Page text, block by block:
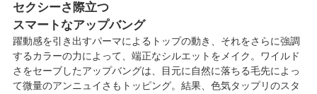
セクシーさ際立つ
スマートなアップバング
躍動感を引き出すパーマによるトップの動き、それをさらに強調
するカラーの力によって、端正なシルエットをメイク。ワイルド
さをセーブしたアップバングは、目元に自然に落ちる毛先によっ
て微量のアンニュイさもトッピング。結果、色気タップリのスタ